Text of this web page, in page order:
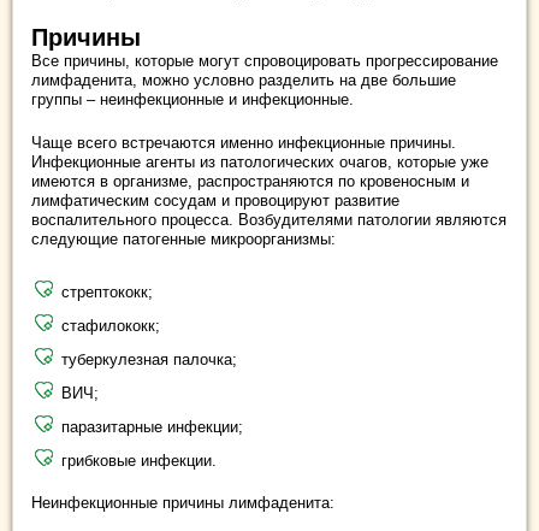
Причины
Все причины, которые могут спровоцировать прогрессирование
лимфаденита, можно условно разделить на две большие
группы – неинфекционные и инфекционные.
Чаще всего встречаются именно инфекционные причины.
Инфекционные агенты из патологических очагов, которые уже
имеются в организме, распространяются по кровеносным и
лимфатическим сосудам и провоцируют развитие
воспалительного процесса. Возбудителями патологии являются
следующие патогенные микроорганизмы:
стрептококк;
стафилококк;
туберкулезная палочка;
ВИЧ;
паразитарные инфекции;
грибковые инфекции.
Неинфекционные причины лимфаденита: